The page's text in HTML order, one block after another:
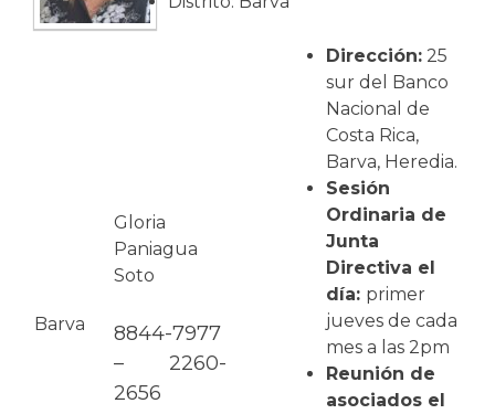
Barva
Gloria
Paniagua
Soto
8844-7977
– 2260-
2656
Dirección: 25
sur del Banco
Nacional de
Costa Rica,
Barva, Heredia.
Sesión
Ordinaria de
Junta
Directiva el
día: primer
jueves de cada
mes a las 2pm
Reunión de
asociados el